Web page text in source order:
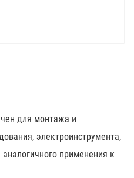
для монтажа и
электроинструмента,
применения к